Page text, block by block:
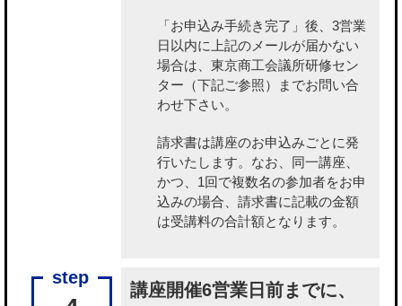
「お申込み手続き完了」後、3営業
日以内に上記のメールが届かない
場合は、東京商工会議所研修セン
ター（下記ご参照）までお問い合
わせ下さい。
請求書は講座のお申込みごとに発
行いたします。なお、同一講座、
かつ、1回で複数名の参加者をお申
込みの場合、請求書に記載の金額
は受講料の合計額となります。
講座開催6営業日前までに、